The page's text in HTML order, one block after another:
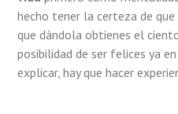
hecho tener la certeza de
que dándola obtienes el
posibilidad de ser felices ya
explicar, hay que hacer